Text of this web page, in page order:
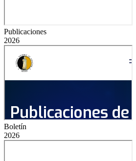
Publicaciones
2026
Boletín
2026